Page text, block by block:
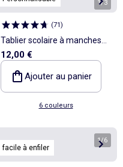
1/3
(71)
Tablier scolaire à manches
longues
12,00 €
Ajouter au panier
6 couleurs
facile à enfiler
1/6